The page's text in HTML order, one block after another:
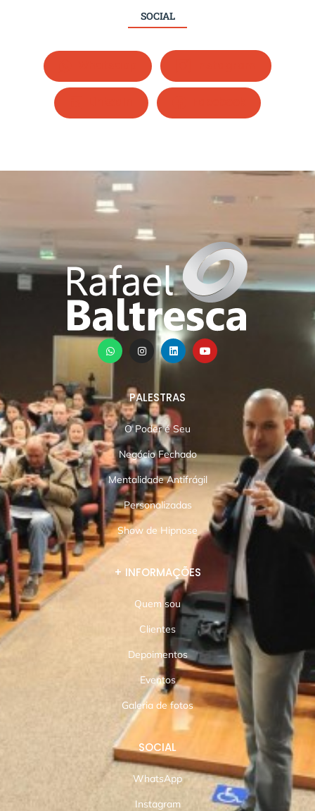
SOCIAL
PALESTRAS
O Poder é Seu
Negócio Fechado
Mentalidade Antifrágil
Personalizadas
Show de Hipnose
+ INFORMAÇÕES
Quem sou
Clientes
Depoimentos
Eventos
Galeria de fotos
SOCIAL
WhatsApp
Instagram